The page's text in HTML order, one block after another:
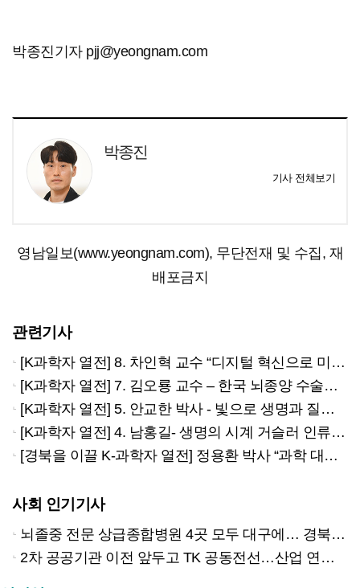
박종진기자 pjj@yeongnam.com
박종진
기사 전체보기
영남일보(www.yeongnam.com), 무단전재 및 수집, 재
배포금지
관련기사
[K과학자 열전] 8. 차인혁 교수 “디지털 혁신으로 미래를 설계하다”
[K과학자 열전] 7. 김오룡 교수 – 한국 뇌종양 수술의 길을 개척한 거목, 경북 의료의 미래를 설계하다
[K과학자 열전] 5. 안교한 박사 - 빛으로 생명과 질병을 밝히다
[K과학자 열전] 4. 남홍길- 생명의 시계 거슬러 인류의 미래를 설계하다
[경북을 이끌 K-과학자 열전] 정용환 박사 “과학 대중화 중심지 경북 설계”
사회 인기기사
뇌졸중 전문 상급종합병원 4곳 모두 대구에… 경북은 골든타임 사각지대
2차 공공기관 이전 앞두고 TK 공동전선…산업 연계형 유치 승부수